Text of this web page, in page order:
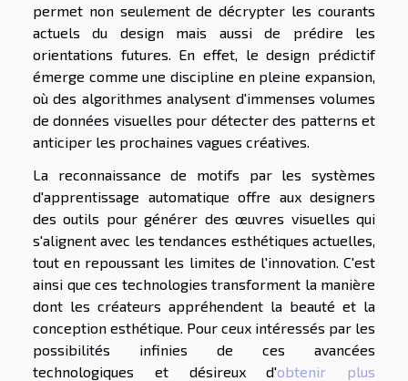
permet non seulement de décrypter les courants
actuels du design mais aussi de prédire les
orientations futures. En effet, le design prédictif
émerge comme une discipline en pleine expansion,
où des algorithmes analysent d'immenses volumes
de données visuelles pour détecter des patterns et
anticiper les prochaines vagues créatives.
La reconnaissance de motifs par les systèmes
d'apprentissage automatique offre aux designers
des outils pour générer des œuvres visuelles qui
s'alignent avec les tendances esthétiques actuelles,
tout en repoussant les limites de l'innovation. C'est
ainsi que ces technologies transforment la manière
dont les créateurs appréhendent la beauté et la
conception esthétique. Pour ceux intéressés par les
possibilités infinies de ces avancées
technologiques et désireux d'obtenir plus